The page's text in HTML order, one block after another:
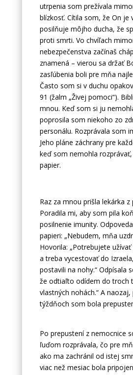
utrpenia som prežívala
blízkosť. Cítila som, že On je
posilňuje môjho ducha, že
proti smrti. Vo chvíľach
nebezpečenstva začínaš
znamená – vierou sa držať
zasľúbenia boli pre mňa
Často som si v duchu
91 (žalm „Živej pomoci“).
mnou. Keď som si ju
poprosila som niekoho zo
personálu. Rozprávala som
Jeho pláne záchrany pre
keď som nemohla
papier.
Raz za mnou prišla lekárka z
Poradila mi, aby som pila
posilnenie imunity.
papieri: „Nebudem, mňa
Hovorila: „Potrebujete
a treba vycestovať do
postavili na nohy.“ Odpísala
že odtiaľto odídem do troch
vlastných nohách.“ A
týždňoch som bola
Po prepustení z nemocnice
ľuďom rozprávala, čo pre
ako ma zachránil od istej
viac než mesiac bola